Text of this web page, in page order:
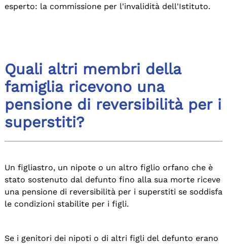
esperto: la commissione per l'invalidità dell'Istituto.
Quali altri membri della
famiglia ricevono una
pensione di reversibilità per i
superstiti?
Un figliastro, un nipote o un altro figlio orfano che è
stato sostenuto dal defunto fino alla sua morte riceve
una pensione di reversibilità per i superstiti se soddisfa
le condizioni stabilite per i figli.
Se i genitori dei nipoti o di altri figli del defunto erano